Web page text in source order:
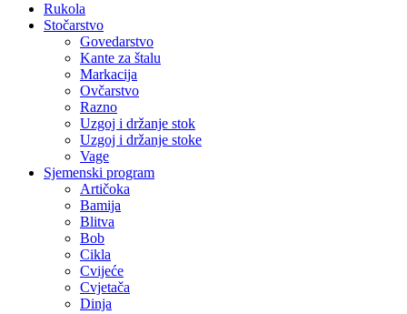
Rukola
Stočarstvo
Govedarstvo
Kante za štalu
Markacija
Ovčarstvo
Razno
Uzgoj i držanje stok
Uzgoj i držanje stoke
Vage
Sjemenski program
Artičoka
Bamija
Blitva
Bob
Cikla
Cvijeće
Cvjetača
Dinja